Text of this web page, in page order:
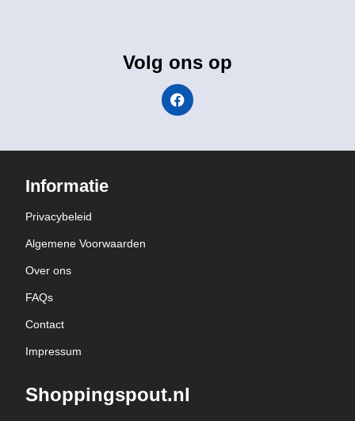
Volg ons op
Informatie
Privacybeleid
Algemene Voorwaarden
Over ons
FAQs
Contact
Impressum
Shoppingspout.nl